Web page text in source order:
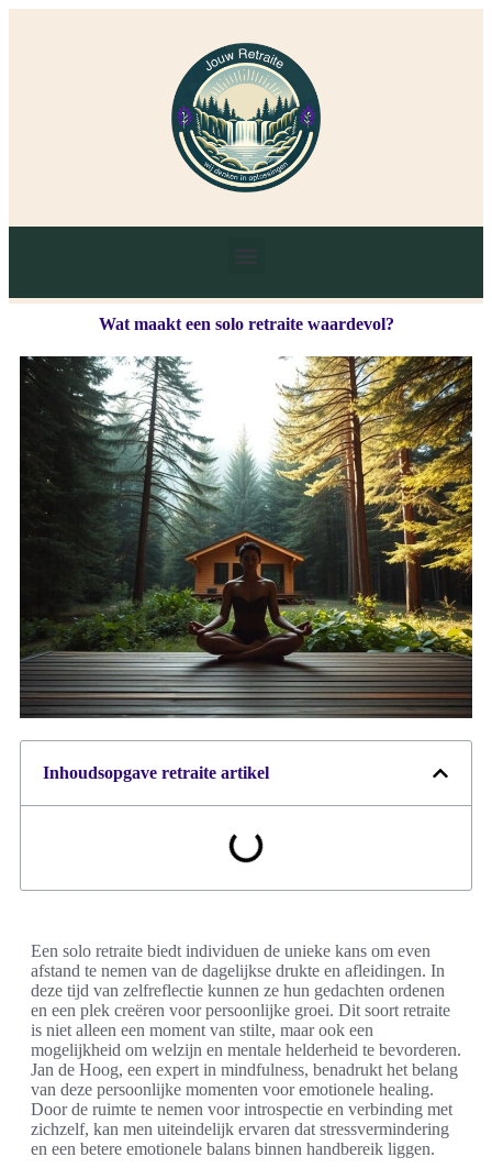
Wat maakt een solo retraite waardevol?
Inhoudsopgave retraite artikel
Een solo retraite biedt individuen de unieke kans om even
afstand te nemen van de dagelijkse drukte en afleidingen. In
deze tijd van zelfreflectie kunnen ze hun gedachten ordenen
en een plek creëren voor persoonlijke groei. Dit soort retraite
is niet alleen een moment van stilte, maar ook een
mogelijkheid om welzijn en mentale helderheid te bevorderen.
Jan de Hoog, een expert in mindfulness, benadrukt het belang
van deze persoonlijke momenten voor emotionele healing.
Door de ruimte te nemen voor introspectie en verbinding met
zichzelf, kan men uiteindelijk ervaren dat stressvermindering
en een betere emotionele balans binnen handbereik liggen.